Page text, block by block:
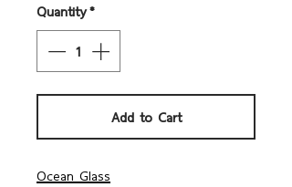
Quantity*
Add to Cart
Ocean Glass